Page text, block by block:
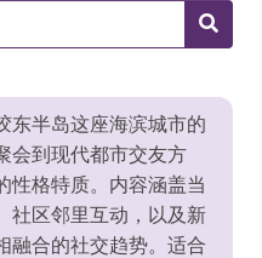
东半岛这座海滨城市的
会到现代都市交友方
性格特质。内容涵盖当
社区邻里互动，以及新
融合的社交趋势。适合